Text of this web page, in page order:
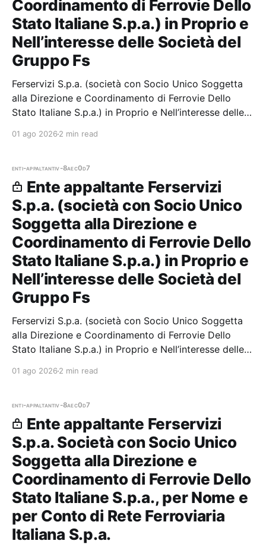
Coordinamento di Ferrovie Dello
Stato Italiane S.p.a.) in Proprio e
Nell’interesse delle Società del
Gruppo Fs
Ferservizi S.p.a. (società con Socio Unico Soggetta
alla Direzione e Coordinamento di Ferrovie Dello
Stato Italiane S.p.a.) in Proprio e Nell’interesse delle
partecipazioni.
01 ago 2026 2 min read
enti-appaltantiv-8aec0d7
Ente appaltante Ferservizi
S.p.a. (società con Socio Unico
Soggetta alla Direzione e
Coordinamento di Ferrovie Dello
Stato Italiane S.p.a.) in Proprio e
Nell’interesse delle Società del
Gruppo Fs
Ferservizi S.p.a. (società con Socio Unico Soggetta
alla Direzione e Coordinamento di Ferrovie Dello
Stato Italiane S.p.a.) in Proprio e Nell’interesse delle
partecipazioni.
01 ago 2026 2 min read
enti-appaltantiv-8aec0d7
Ente appaltante Ferservizi
S.p.a. Società con Socio Unico
Soggetta alla Direzione e
Coordinamento di Ferrovie Dello
Stato Italiane S.p.a., per Nome e
per Conto di Rete Ferroviaria
Italiana S.p.a.